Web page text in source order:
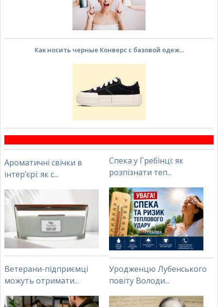
Как носить черные Конверс с базовой одеж...
Ароматичні свічки в
інтер’єрі: як с...
Спека у Гребінці: як
розпізнати теп...
Ветерани-підприємці
можуть отримати...
Уродженцю Лубенського
повіту Володи...